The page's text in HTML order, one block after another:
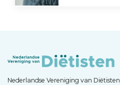
Nederlandse Vereniging van Diëtisten